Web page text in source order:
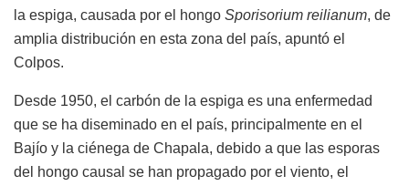
la espiga, causada por el hongo Sporisorium reilianum, de
amplia distribución en esta zona del país, apuntó el
Colpos.
Desde 1950, el carbón de la espiga es una enfermedad
que se ha diseminado en el país, principalmente en el
Bajío y la ciénega de Chapala, debido a que las esporas
del hongo causal se han propagado por el viento, el